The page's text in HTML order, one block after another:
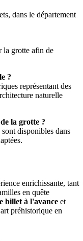
dans le département
la grotte afin de
?
représentant des
naturelle
la grotte ?
disponibles dans
enrichissante, tant
en quête
billet à l'avance et
préhistorique en